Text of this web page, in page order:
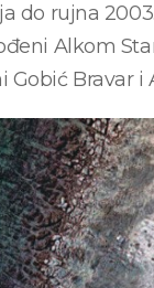
do rujna
Alkom
Gobić Bravar i